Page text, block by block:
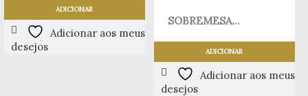
ADICIONAR
Adicionar aos meus
desejos
SOBREMESA...
ADICIONAR
Adicionar aos meus
desejos